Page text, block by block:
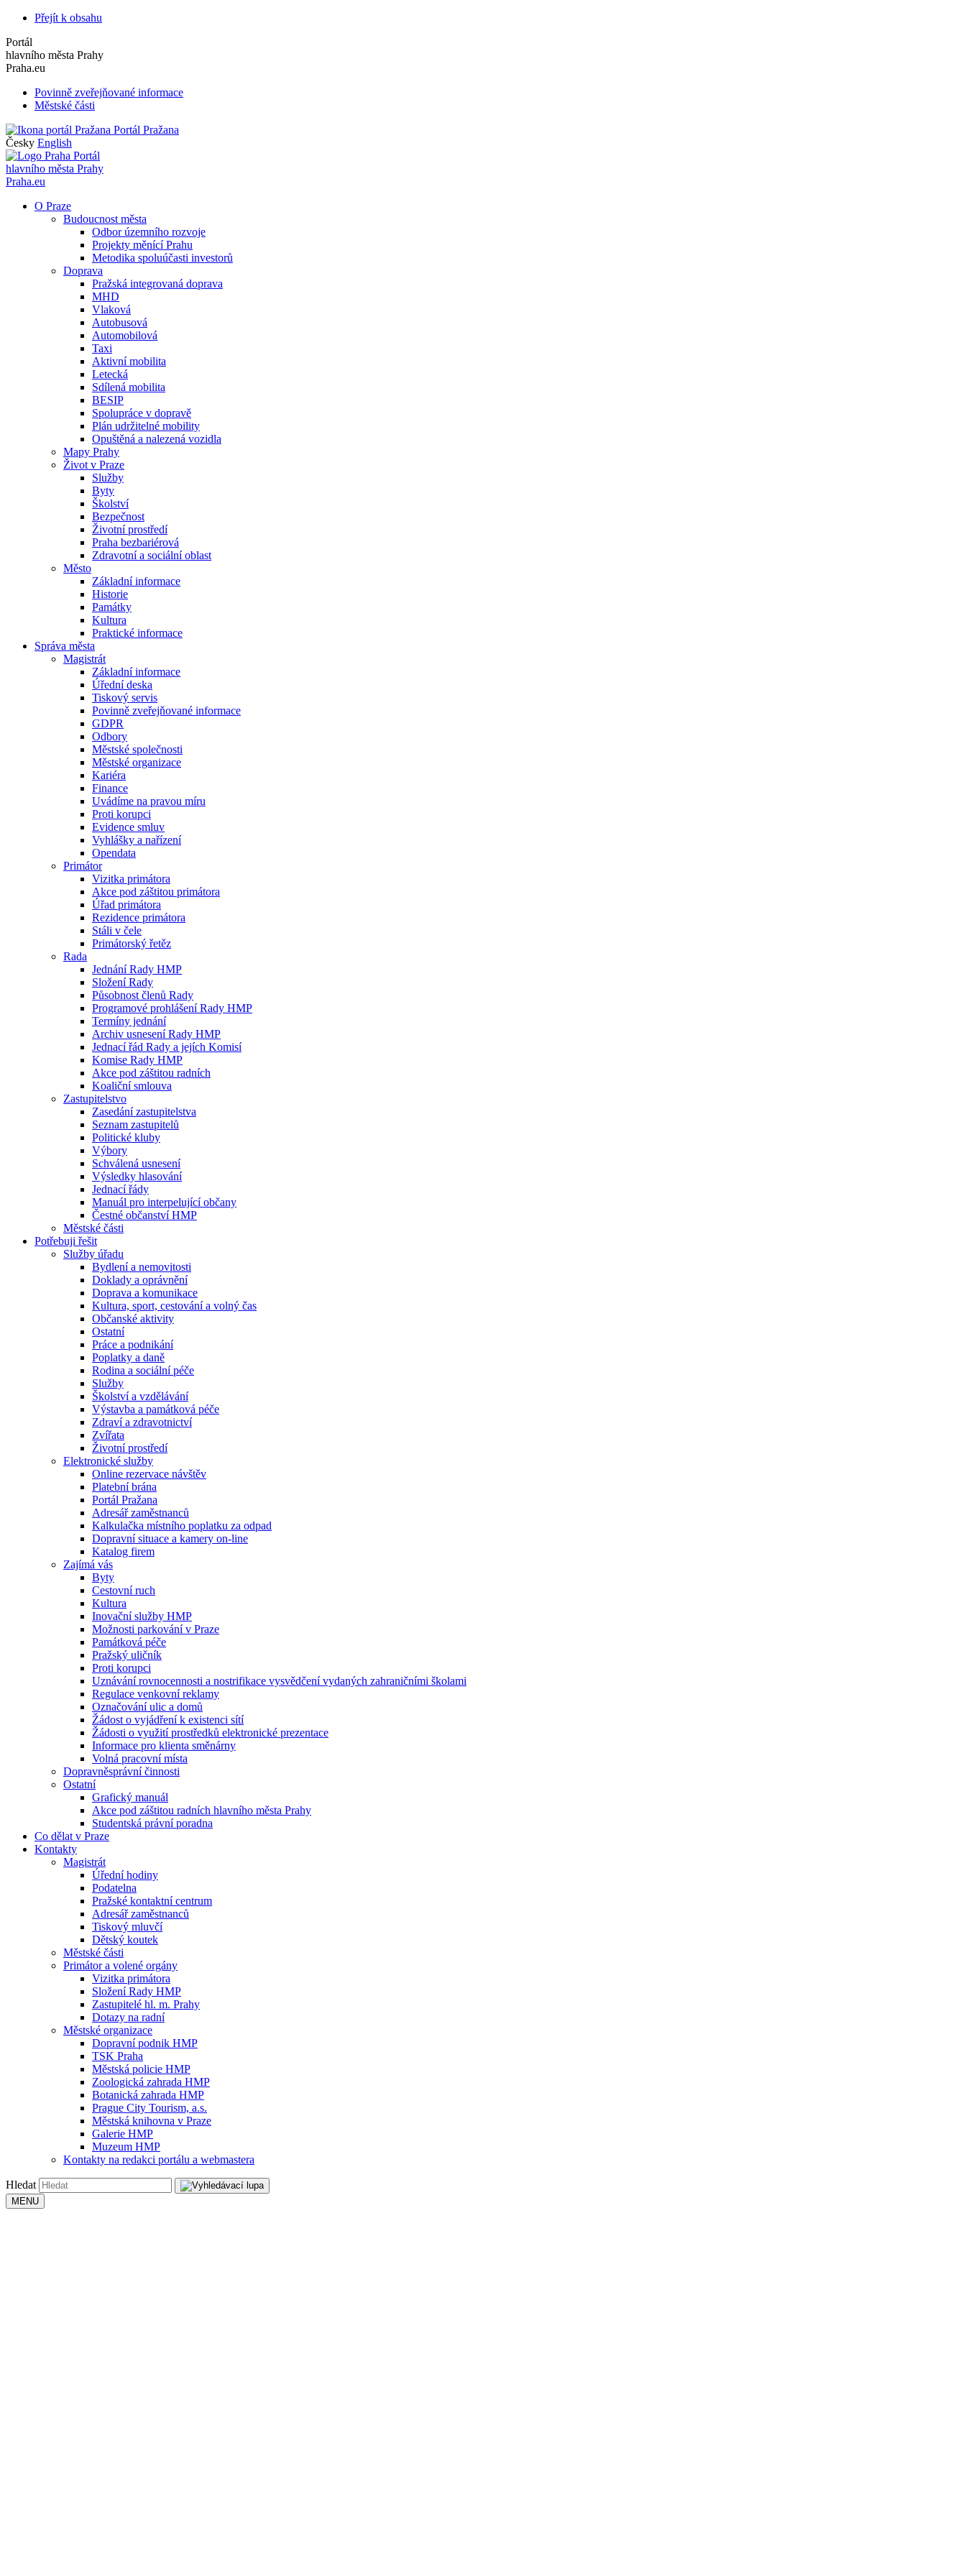
Přejít k obsahu
Portál
hlavního města Prahy
Praha.eu
Povinně zveřejňované informace
Městské části
Portál Pražana
Česky English
Portál
hlavního města Prahy
Praha.eu
O Praze
Budoucnost města
Odbor územního rozvoje
Projekty měnící Prahu
Metodika spoluúčasti investorů
Doprava
Pražská integrovaná doprava
MHD
Vlaková
Autobusová
Automobilová
Taxi
Aktivní mobilita
Letecká
Sdílená mobilita
BESIP
Spolupráce v dopravě
Plán udržitelné mobility
Opuštěná a nalezená vozidla
Mapy Prahy
Život v Praze
Služby
Byty
Školství
Bezpečnost
Životní prostředí
Praha bezbariérová
Zdravotní a sociální oblast
Město
Základní informace
Historie
Památky
Kultura
Praktické informace
Správa města
Magistrát
Základní informace
Úřední deska
Tiskový servis
Povinně zveřejňované informace
GDPR
Odbory
Městské společnosti
Městské organizace
Kariéra
Finance
Uvádíme na pravou míru
Proti korupci
Evidence smluv
Vyhlášky a nařízení
Opendata
Primátor
Vizitka primátora
Akce pod záštitou primátora
Úřad primátora
Rezidence primátora
Stáli v čele
Primátorský řetěz
Rada
Jednání Rady HMP
Složení Rady
Působnost členů Rady
Programové prohlášení Rady HMP
Termíny jednání
Archiv usnesení Rady HMP
Jednací řád Rady a jejích Komisí
Komise Rady HMP
Akce pod záštitou radních
Koaliční smlouva
Zastupitelstvo
Zasedání zastupitelstva
Seznam zastupitelů
Politické kluby
Výbory
Schválená usnesení
Výsledky hlasování
Jednací řády
Manuál pro interpelující občany
Čestné občanství HMP
Městské části
Potřebuji řešit
Služby úřadu
Bydlení a nemovitosti
Doklady a oprávnění
Doprava a komunikace
Kultura, sport, cestování a volný čas
Občanské aktivity
Ostatní
Práce a podnikání
Poplatky a daně
Rodina a sociální péče
Služby
Školství a vzdělávání
Výstavba a památková péče
Zdraví a zdravotnictví
Zvířata
Životní prostředí
Elektronické služby
Online rezervace návštěv
Platební brána
Portál Pražana
Adresář zaměstnanců
Kalkulačka místního poplatku za odpad
Dopravní situace a kamery on-line
Katalog firem
Zajímá vás
Byty
Cestovní ruch
Kultura
Inovační služby HMP
Možnosti parkování v Praze
Památková péče
Pražský uličník
Proti korupci
Uznávání rovnocennosti a nostrifikace vysvědčení vydaných zahraničními školami
Regulace venkovní reklamy
Označování ulic a domů
Žádost o vyjádření k existenci sítí
Žádosti o využití prostředků elektronické prezentace
Informace pro klienta směnárny
Volná pracovní místa
Dopravněsprávní činnosti
Ostatní
Grafický manuál
Akce pod záštitou radních hlavního města Prahy
Studentská právní poradna
Co dělat v Praze
Kontakty
Magistrát
Úřední hodiny
Podatelna
Pražské kontaktní centrum
Adresář zaměstnanců
Tiskový mluvčí
Dětský koutek
Městské části
Primátor a volené orgány
Vizitka primátora
Složení Rady HMP
Zastupitelé hl. m. Prahy
Dotazy na radní
Městské organizace
Dopravní podnik HMP
TSK Praha
Městská policie HMP
Zoologická zahrada HMP
Botanická zahrada HMP
Prague City Tourism, a.s.
Městská knihovna v Praze
Galerie HMP
Muzeum HMP
Kontakty na redakci portálu a webmastera
Hledat
MENU